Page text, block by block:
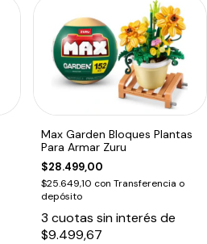
Max Garden Bloques Plantas
Para Armar Zuru
$28.499,00
$25.649,10 con Transferencia o
depósito
3 cuotas sin interés de
$9.499,67